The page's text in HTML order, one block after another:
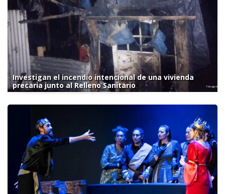
Investigan el incendio intencional de una vivienda
precaria junto al Relleno Sanitario